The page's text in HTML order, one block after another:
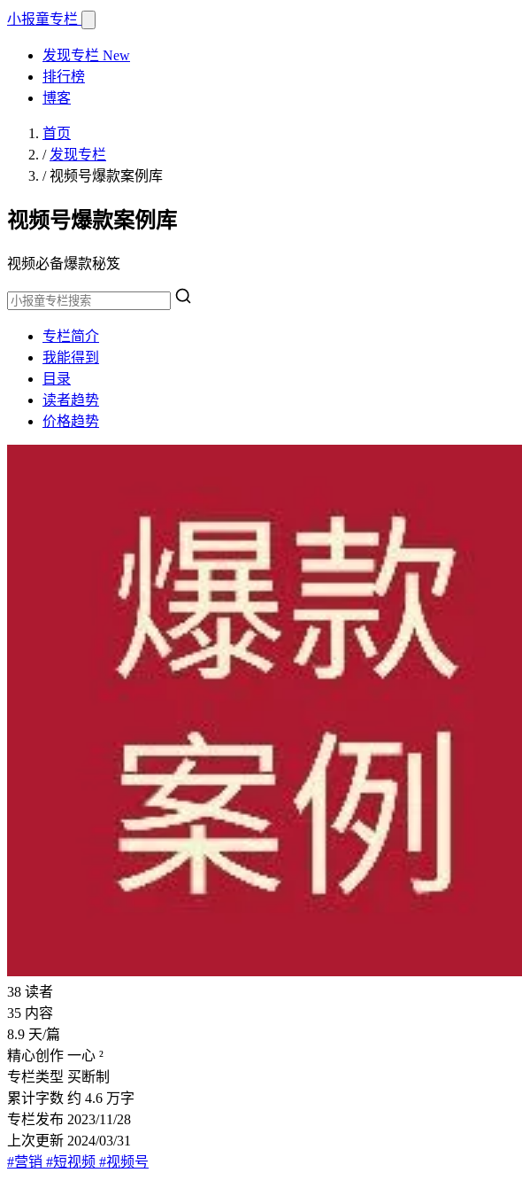
小报童专栏
发现专栏 New
排行榜
博客
首页
/ 发现专栏
/视频号爆款案例库
视频号爆款案例库
视频必备爆款秘笈
专栏简介
我能得到
目录
读者趋势
价格趋势
38 读者
35 内容
8.9 天/篇
精心创作 一心 ²
专栏类型 买断制
累计字数 约 4.6 万字
专栏发布 2023/11/28
上次更新 2024/03/31
#营销 #短视频 #视频号